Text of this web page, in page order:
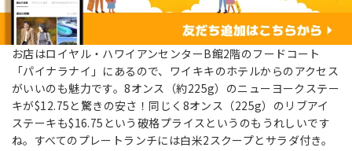
お店はロイヤル・ハワイアンセンターB館2階のフードコート
「パイナラナイ」にあるので、ワイキキのホテルからのアクセス
がいいのも魅力です。8オンス（約225g）のニューヨークステー
キが$12.75と驚きの安さ！同じく8オンス（225g）のリブアイ
ステーキも$16.75という破格プライスというのもうれしいです
ね。すべてのプレートランチには白米2スクープとサラダ付き。